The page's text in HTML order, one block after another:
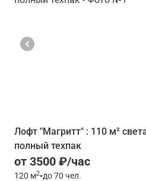
Лофт "Магритт" : 110 м²
полный техпак
от 3500 ₽/час
120 м2•до 70 чел.